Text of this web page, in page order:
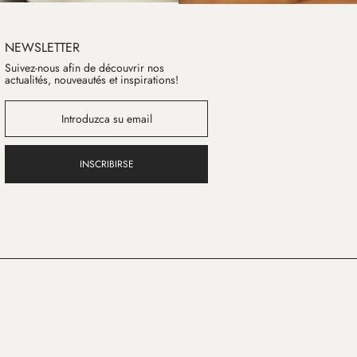
NEWSLETTER
Suivez-nous afin de découvrir nos
actualités, nouveautés et inspirations!
INSCRIBIRSE